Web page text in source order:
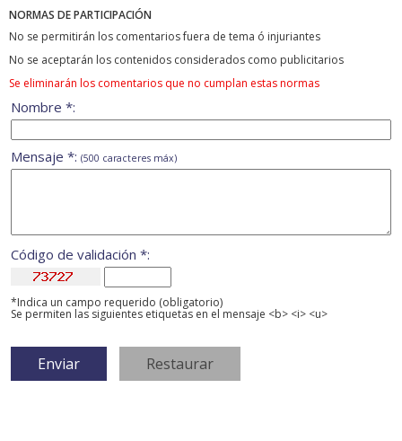
NORMAS DE PARTICIPACIÓN
No se permitirán los comentarios fuera de tema ó injuriantes
No se aceptarán los contenidos considerados como publicitarios
Se eliminarán los comentarios que no cumplan estas normas
Nombre *:
Mensaje *: (500 caracteres máx)
Código de validación *:
*Indica un campo requerido (obligatorio)
Se permiten las siguientes etiquetas en el mensaje <b> <i> <u>